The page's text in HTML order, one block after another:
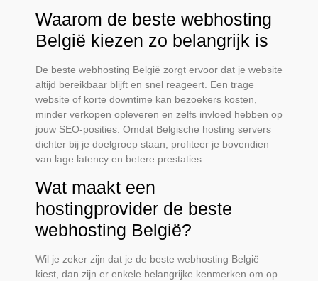
Waarom de beste webhosting
België kiezen zo belangrijk is
De beste webhosting België zorgt ervoor dat je website
altijd bereikbaar blijft en snel reageert. Een trage
website of korte downtime kan bezoekers kosten,
minder verkopen opleveren en zelfs invloed hebben op
jouw SEO-posities. Omdat Belgische hosting servers
dichter bij je doelgroep staan, profiteer je bovendien
van lage latency en betere prestaties.
Wat maakt een
hostingprovider de beste
webhosting België?
Wil je zeker zijn dat je de beste webhosting België
kiest, dan zijn er enkele belangrijke kenmerken om op